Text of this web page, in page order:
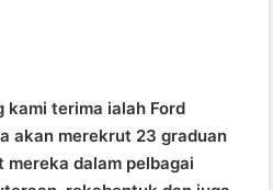
kami terima ialah Ford
akan merekrut 23 graduan
dalam pelbagai